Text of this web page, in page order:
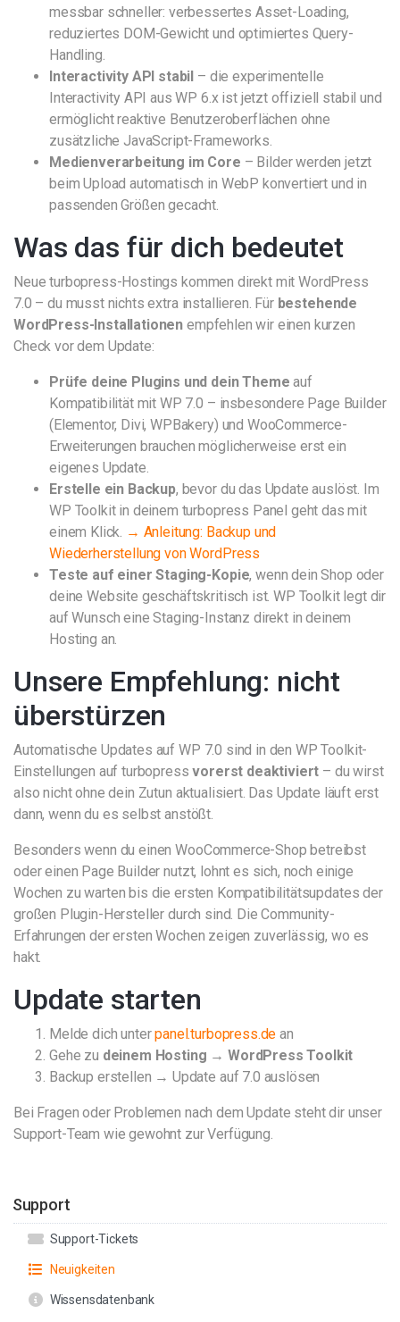
messbar schneller: verbessertes Asset-Loading,
reduziertes DOM-Gewicht und optimiertes Query-
Handling.
Interactivity API stabil – die experimentelle
Interactivity API aus WP 6.x ist jetzt offiziell stabil und
ermöglicht reaktive Benutzeroberflächen ohne
zusätzliche JavaScript-Frameworks.
Medienverarbeitung im Core – Bilder werden jetzt
beim Upload automatisch in WebP konvertiert und in
passenden Größen gecacht.
Was das für dich bedeutet
Neue turbopress-Hostings kommen direkt mit WordPress
7.0 – du musst nichts extra installieren. Für bestehende
WordPress-Installationen empfehlen wir einen kurzen
Check vor dem Update:
Prüfe deine Plugins und dein Theme auf
Kompatibilität mit WP 7.0 – insbesondere Page Builder
(Elementor, Divi, WPBakery) und WooCommerce-
Erweiterungen brauchen möglicherweise erst ein
eigenes Update.
Erstelle ein Backup, bevor du das Update auslöst. Im
WP Toolkit in deinem turbopress Panel geht das mit
einem Klick. → Anleitung: Backup und
Wiederherstellung von WordPress
Teste auf einer Staging-Kopie, wenn dein Shop oder
deine Website geschäftskritisch ist. WP Toolkit legt dir
auf Wunsch eine Staging-Instanz direkt in deinem
Hosting an.
Unsere Empfehlung: nicht
überstürzen
Automatische Updates auf WP 7.0 sind in den WP Toolkit-
Einstellungen auf turbopressvorerst deaktiviert – du wirst
also nicht ohne dein Zutun aktualisiert. Das Update läuft erst
dann, wenn du es selbst anstößt.
Besonders wenn du einen WooCommerce-Shop betreibst
oder einen Page Builder nutzt, lohnt es sich, noch einige
Wochen zu warten bis die ersten Kompatibilitätsupdates der
großen Plugin-Hersteller durch sind. Die Community-
Erfahrungen der ersten Wochen zeigen zuverlässig, wo es
hakt.
Update starten
Melde dich unterpanel.turbopress.de an
Gehe zu deinem Hosting → WordPress Toolkit
Backup erstellen → Update auf 7.0 auslösen
Bei Fragen oder Problemen nach dem Update steht dir unser
Support-Team wie gewohnt zur Verfügung.
Support
Support-Tickets
Neuigkeiten
Wissensdatenbank